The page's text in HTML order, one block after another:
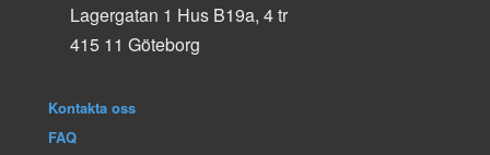
Lagergatan 1 Hus B19a, 4 tr
415 11 Göteborg
Kontakta oss
FAQ